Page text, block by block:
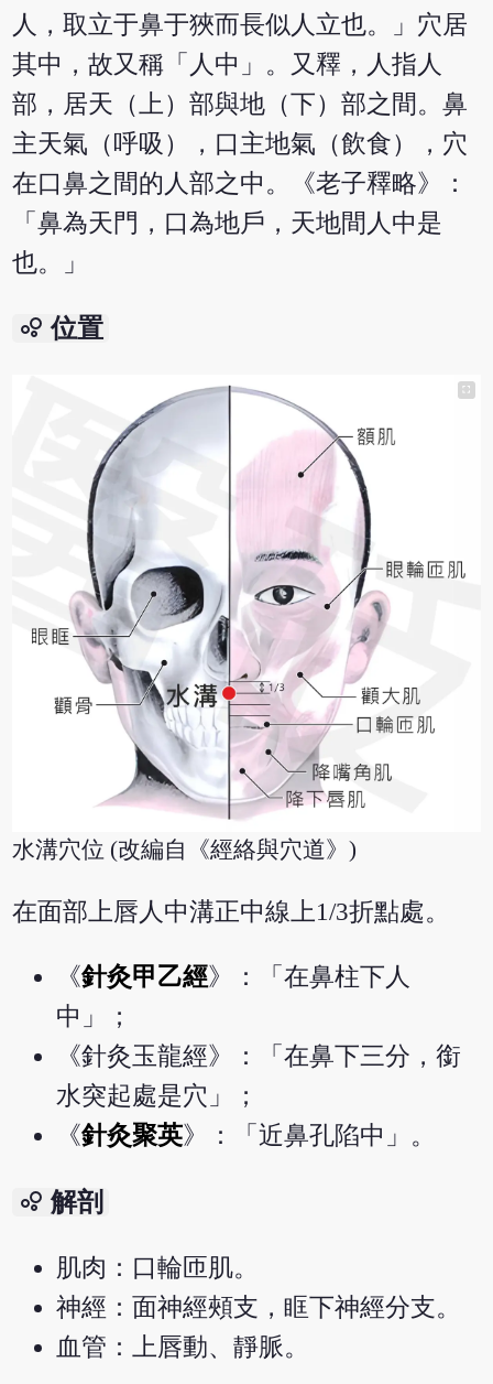
人，取立于鼻于狹而長似人立也。」穴居
其中，故又稱「人中」。又釋，人指人
部，居天（上）部與地（下）部之間。鼻
主天氣（呼吸），口主地氣（飲食），穴
在口鼻之間的人部之中。《老子釋略》：
「鼻為天門，口為地戶，天地間人中是
也。」
bubble_chart 位置
水溝穴位 (改編自《經絡與穴道》)
在面部上唇人中溝正中線上1/3折點處。
《針灸甲乙經》：「在鼻柱下人
中」；
《針灸玉龍經》：「在鼻下三分，銜
水突起處是穴」；
《針灸聚英》：「近鼻孔陷中」。
bubble_chart 解剖
肌肉：口輪匝肌。
神經：面神經頰支，眶下神經分支。
血管：上唇動、靜脈。